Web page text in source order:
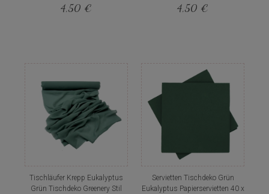
4,50 € 4,50 €
Tischläufer Krepp Eukalyptus
Grün Tischdeko Greenery Stil
Servietten Tischdeko Grün
Eukalyptus Papierservietten 40 x